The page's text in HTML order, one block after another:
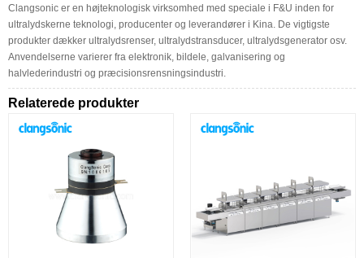
Clangsonic er en højteknologisk virksomhed med speciale i F&U inden for
ultralydskerne teknologi, producenter og leverandører i Kina. De vigtigste
produkter dækker ultralydsrenser, ultralydstransducer, ultralydsgenerator osv.
Anvendelserne varierer fra elektronik, bildele, galvanisering og
halvlederindustri og præcisionsrensningsindustri.
Relaterede produkter